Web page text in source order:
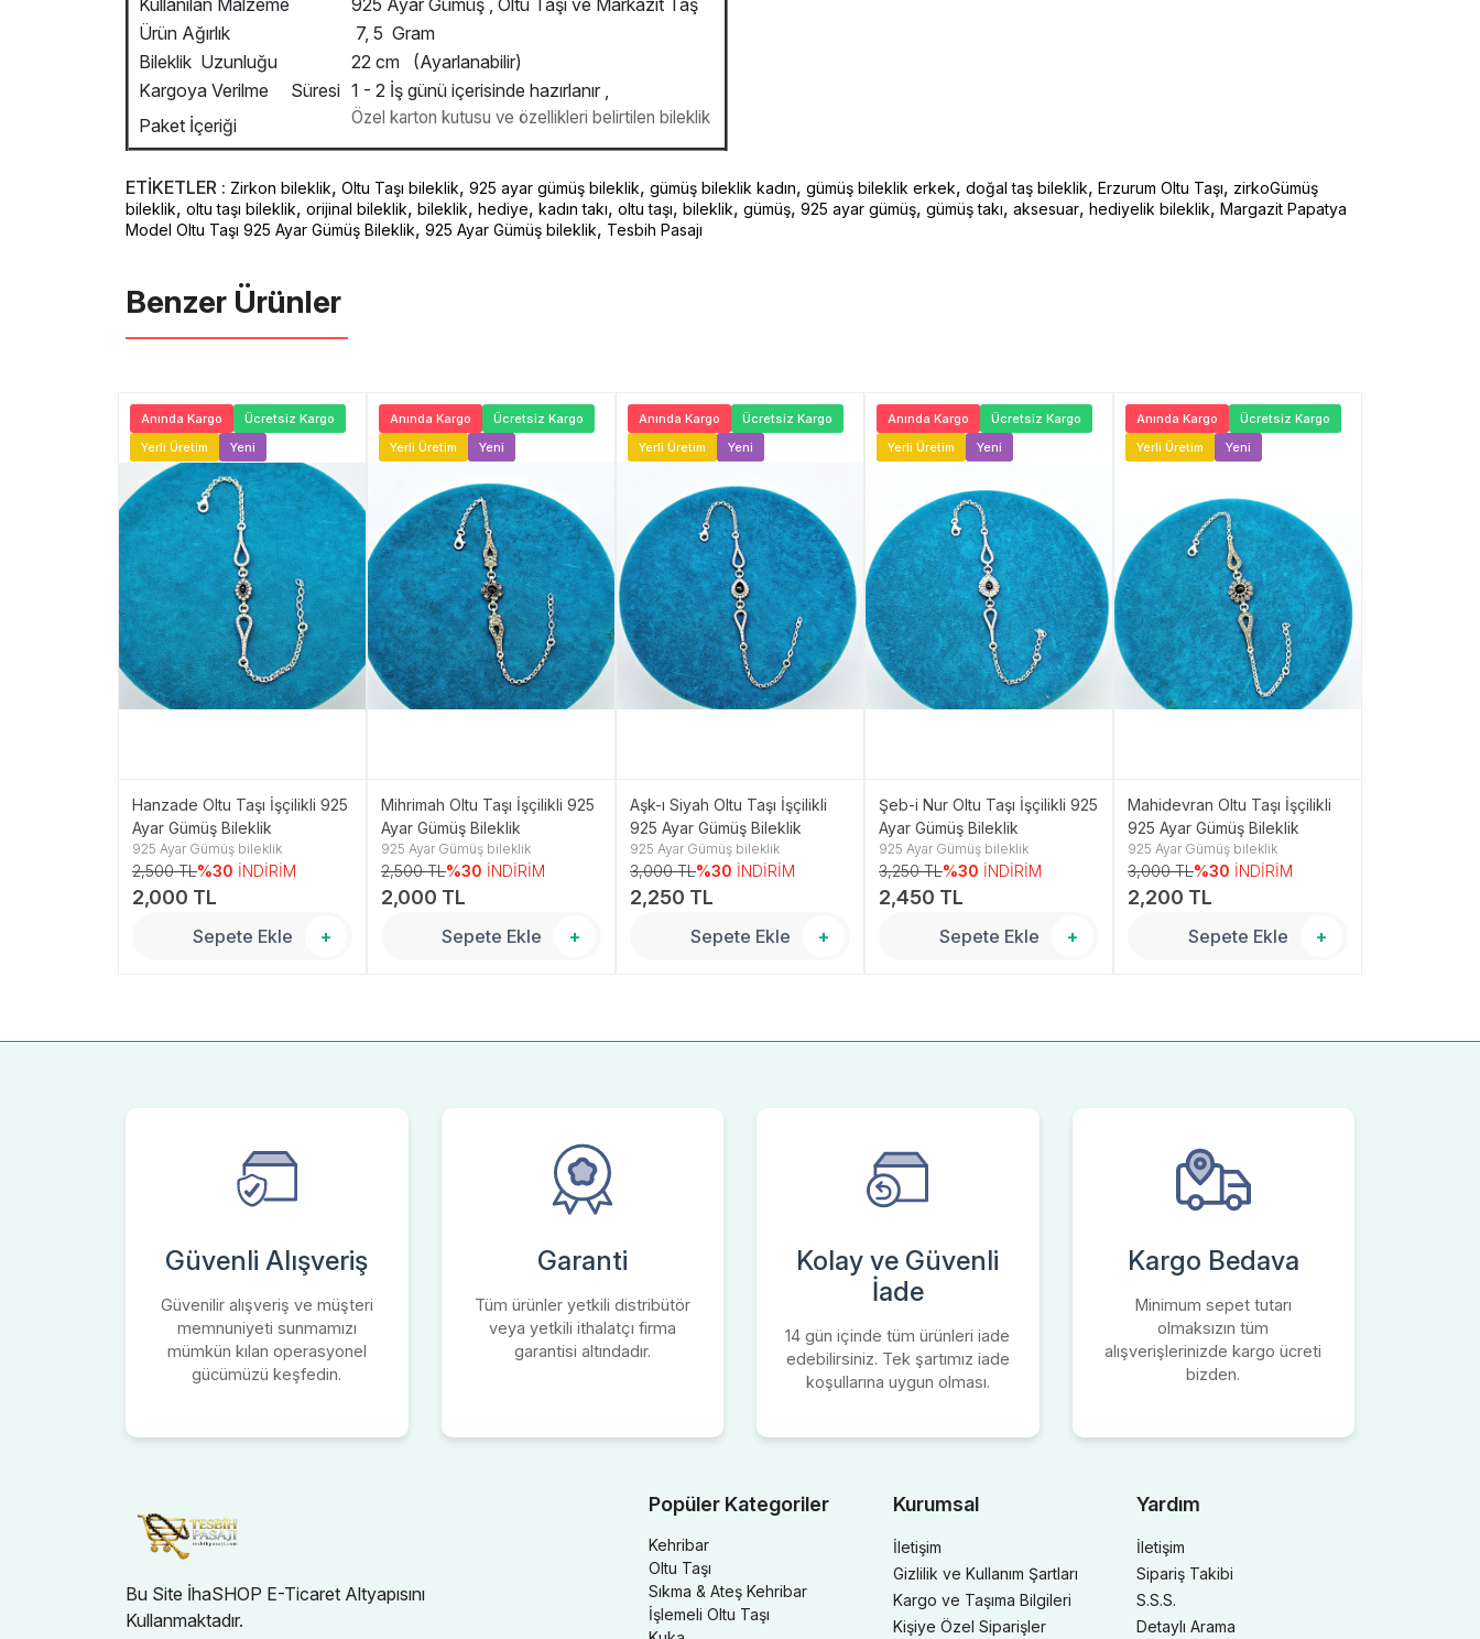
Kullanılan Malzeme
925 Ayar Gümüş , Oltu Taşı ve Markazit Taş
Ürün Ağırlık
7, 5 Gram
Bileklik Uzunluğu
22 cm (Ayarlanabilir)
Kargoya Verilme Süresi 1 - 2 İş günü içerisinde hazırlanır ,
Paket İçeriği
Özel karton kutusu ve özellikleri belirtilen bileklik
ETİKETLER : Zirkon bileklik, Oltu Taşı bileklik, 925 ayar gümüş bileklik, gümüş bileklik kadın, gümüş bileklik erkek, doğal taş bileklik, Erzurum Oltu Taşı, zirkoGümüş
bileklik, oltu taşı bileklik, orijinal bileklik, bileklik, hediye, kadın takı, oltu taşı, bileklik, gümüş, 925 ayar gümüş, gümüş takı, aksesuar, hediyelik bileklik, Margazit Papatya
Model Oltu Taşı 925 Ayar Gümüş Bileklik, 925 Ayar Gümüş bileklik, Tesbih Pasajı
Benzer Ürünler ️
Anında Kargo
Ücretsiz Kargo
Yerli Üretim
Yeni
Hanzade Oltu Taşı İşçilikli 925
Ayar Gümüş Bileklik
925 Ayar Gümüş bileklik
2,500 TL%30 İNDİRİM
2,000 TL
Sepete Ekle +
Anında Kargo
Ücretsiz Kargo
Yerli Üretim
Yeni
Mihrimah Oltu Taşı İşçilikli 925
Ayar Gümüş Bileklik
925 Ayar Gümüş bileklik
2,500 TL%30 İNDİRİM
2,000 TL
Sepete Ekle +
Anında Kargo
Ücretsiz Kargo
Yerli Üretim
Yeni
Aşk-ı Siyah Oltu Taşı İşçilikli
925 Ayar Gümüş Bileklik
925 Ayar Gümüş bileklik
3,000 TL%30 İNDİRİM
2,250 TL
Sepete Ekle +
Anında Kargo
Ücretsiz Kargo
Yerli Üretim
Yeni
Şeb-i Nur Oltu Taşı İşçilikli 925
Ayar Gümüş Bileklik
925 Ayar Gümüş bileklik
3,250 TL%30 İNDİRİM
2,450 TL
Sepete Ekle +
Anında Kargo
Ücretsiz Kargo
Yerli Üretim
Yeni
Mahidevran Oltu Taşı İşçilikli
925 Ayar Gümüş Bileklik
925 Ayar Gümüş bileklik
3,000 TL%30 İNDİRİM
2,200 TL
Sepete Ekle +
Güvenli Alışveriş
Güvenilir alışveriş ve müşteri
memnuniyeti sunmamızı
mümkün kılan operasyonel
gücümüzü keşfedin.
Garanti
Tüm ürünler yetkili distribütör
veya yetkili ithalatçı firma
garantisi altındadır.
Kolay ve Güvenli
İade
14 gün içinde tüm ürünleri iade
edebilirsiniz. Tek şartımız iade
koşullarına uygun olması.
Kargo Bedava
Minimum sepet tutarı
olmaksızın tüm
alışverişlerinizde kargo ücreti
bizden.
Bu Site İhaSHOP E-Ticaret Altyapısını
Kullanmaktadır.
Popüler Kategoriler
Kehribar
Oltu Taşı
Sıkma & Ateş Kehribar
İşlemeli Oltu Taşı
Kurumsal
İletişim
Gizlilik ve Kullanım Şartları
Kargo ve Taşıma Bilgileri
Kişiye Özel Siparişler
Yardım
İletişim
Sipariş Takibi
S.S.S.
Detaylı Arama